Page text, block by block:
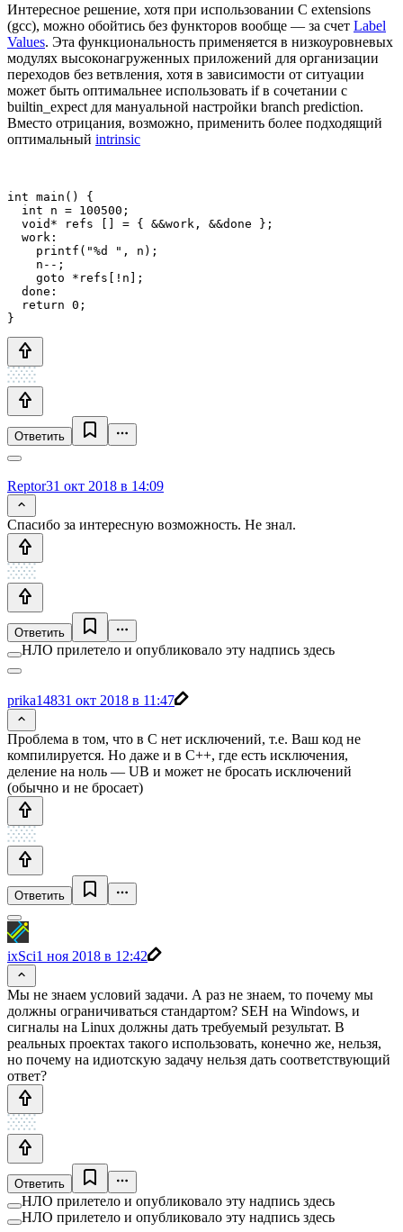
Интересное решение, хотя при использовании C extensions
(gcc), можно обойтись без функторов вообще — за счет Label
Values. Эта функциональность применяется в низкоуровневых
модулях высоконагруженных приложений для организации
переходов без ветвления, хотя в зависимости от ситуации
может быть оптимальнее использовать if в сочетании с
builtin_expect для мануальной настройки branch prediction.
Вместо отрицания, возможно, применить более подходящий
оптимальный intrinsic
int main() {
  int n = 100500;
  void* refs [] = { &&work, &&done };
  work:
    printf("%d ", n);
    n--;
    goto *refs[!n];
  done:
  return 0;
}
Ответить
Reptor31 окт 2018 в 14:09
Спасибо за интересную возможность. Не знал.
Ответить
НЛО прилетело и опубликовало эту надпись здесь
prika14831 окт 2018 в 11:47
Проблема в том, что в С нет исключений, т.е. Ваш код не
компилируется. Но даже и в C++, где есть исключения,
деление на ноль — UB и может не бросать исключений
(обычно и не бросает)
Ответить
ixSci1 ноя 2018 в 12:42
Мы не знаем условий задачи. А раз не знаем, то почему мы
должны ограничиваться стандартом? SEH на Windows, и
сигналы на Linux должны дать требуемый результат. В
реальных проектах такого использовать, конечно же, нельзя,
но почему на идиотскую задачу нельзя дать соответствующий
ответ?
Ответить
НЛО прилетело и опубликовало эту надпись здесь
НЛО прилетело и опубликовало эту надпись здесь